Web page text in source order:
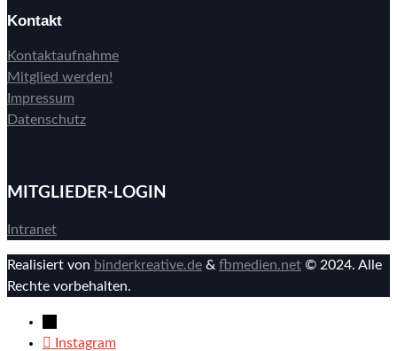
Kontakt
Kontaktaufnahme
Mitglied werden!
Impressum
Datenschutz
MITGLIEDER-LOGIN
Intranet
Realisiert von binderkreative.de & fbmedien.net © 2024. Alle
Rechte vorbehalten.
Instagram